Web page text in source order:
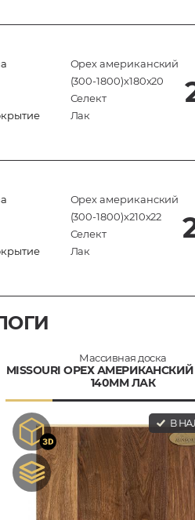
Орех американский
(300-1800)x180x20
Селект
Лак
Орех американский
(300-1800)x210x22
Селект
Лак
Массивная доска
MISSOURI ОРЕХ
140ММ ЛАК
В